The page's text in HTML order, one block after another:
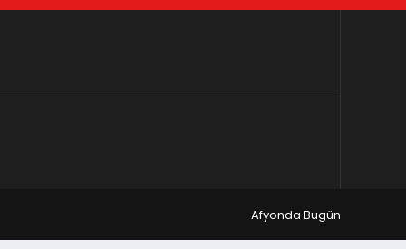
Afyonda Bugün